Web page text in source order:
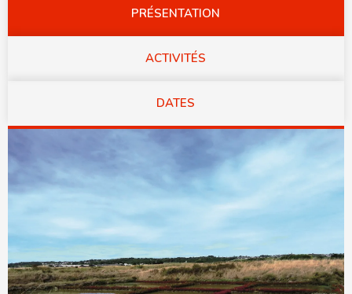
PRÉSENTATION
ACTIVITÉS
DATES